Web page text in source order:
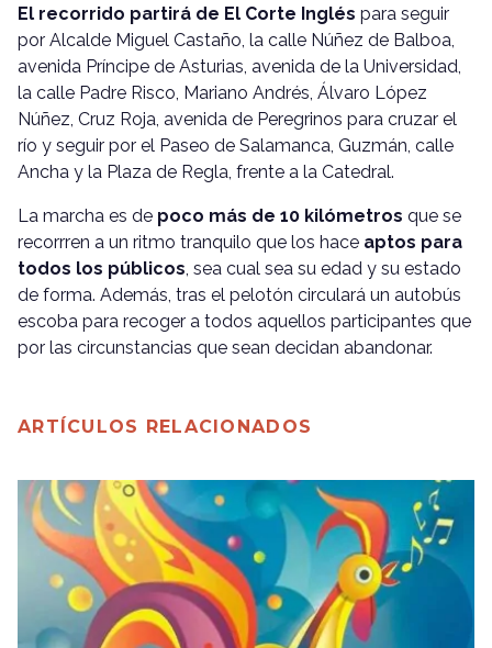
El recorrido partirá de El Corte Inglés para seguir
por Alcalde Miguel Castaño, la calle Núñez de Balboa,
avenida Príncipe de Asturias, avenida de la Universidad,
la calle Padre Risco, Mariano Andrés, Álvaro López
Núñez, Cruz Roja, avenida de Peregrinos para cruzar el
río y seguir por el Paseo de Salamanca, Guzmán, calle
Ancha y la Plaza de Regla, frente a la Catedral.
La marcha es de poco más de 10 kilómetros que se
recorrren a un ritmo tranquilo que los hace aptos para
todos los públicos , sea cual sea su edad y su estado
de forma. Además, tras el pelotón circulará un autobús
escoba para recoger a todos aquellos participantes que
por las circunstancias que sean decidan abandonar.
ARTÍCULOS RELACIONADOS